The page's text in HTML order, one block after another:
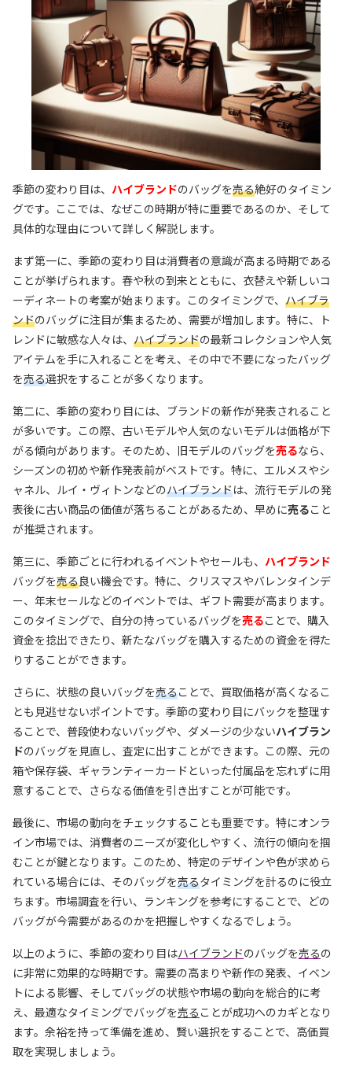
季節の変わり目は、 ハイブランドのバッグを売る絶好のタイミン
グです。ここでは、なぜこの時期が特に重要であるのか、そして
具体的な理由について詳しく解説します。
まず第一に、季節の変わり目は消費者の意識が高まる時期である
ことが挙げられます。春や秋の到来とともに、衣替えや新しいコ
ーディネートの考案が始まります。このタイミングで、 ハイブラ
ンドのバッグに注目が集まるため、需要が増加します。特に、ト
レンドに敏感な人々は、 ハイブランドの最新コレクションや人気
アイテムを手に入れることを考え、その中で不要になったバッグ
を売る選択をすることが多くなります。
第二に、季節の変わり目には、ブランドの新作が発表されること
が多いです。この際、古いモデルや人気のないモデルは価格が下
がる傾向があります。そのため、旧モデルのバッグを売るなら、
シーズンの初めや新作発表前がベストです。特に、エルメスやシ
ャネル、ルイ・ヴィトンなどのハイブランドは、流行モデルの発
表後に古い商品の価値が落ちることがあるため、早めに売ること
が推奨されます。
第三に、季節ごとに行われるイベントやセールも、 ハイブランド
バッグを売る良い機会です。特に、クリスマスやバレンタインデ
ー、年末セールなどのイベントでは、ギフト需要が高まります。
このタイミングで、自分の持っているバッグを売ることで、購入
資金を捻出できたり、新たなバッグを購入するための資金を得た
りすることができます。
さらに、状態の良いバッグを売ることで、買取価格が高くなるこ
とも見逃せないポイントです。季節の変わり目にバックを整理す
ることで、普段使わないバッグや、ダメージの少ないハイブラン
ドのバッグを見直し、査定に出すことができます。この際、元の
箱や保存袋、ギャランティーカードといった付属品を忘れずに用
意することで、さらなる価値を引き出すことが可能です。
最後に、市場の動向をチェックすることも重要です。特にオンラ
イン市場では、消費者のニーズが変化しやすく、流行の傾向を掴
むことが鍵となります。このため、特定のデザインや色が求めら
れている場合には、そのバッグを売るタイミングを計るのに役立
ちます。市場調査を行い、ランキングを参考にすることで、どの
バッグが今需要があるのかを把握しやすくなるでしょう。
以上のように、季節の変わり目はハイブランドのバッグを売るの
に非常に効果的な時期です。需要の高まりや新作の発表、イベン
トによる影響、そしてバッグの状態や市場の動向を総合的に考
え、最適なタイミングでバッグを売る ことが成功へのカギとなり
ます。余裕を持って準備を進め、賢い選択をすることで、高価買
取を実現しましょう。